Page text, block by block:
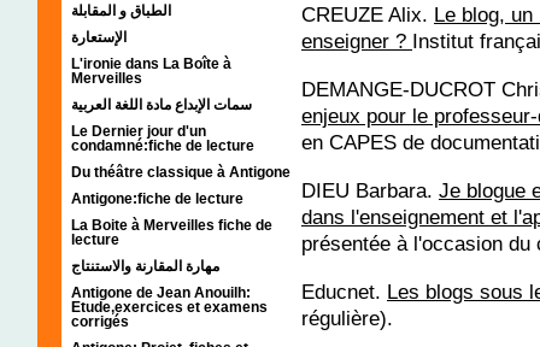
الطباق و المقابلة
الإستعارة
L'ironie dans La Boîte à
Merveilles
سمات الإبداع مادة اللغة العربية
Le Dernier jour d'un
condamné:fiche de lecture
Du théâtre classique à Antigone
Antigone:fiche de lecture
La Boite à Merveilles fiche de
lecture
مهارة المقارنة والاستنتاج
Antigone de Jean Anouilh:
Etude,exercices et examens
corrigés
CREUZE Alix. Le blog,
enseigner ? Institut
DEMANGE-DUCROT
enjeux pour le
en CAPES de
DIEU Barbara. Je blogue
dans l'enseignement et
présentée à l'occasion du
Educnet. Les blogs sous
régulière).